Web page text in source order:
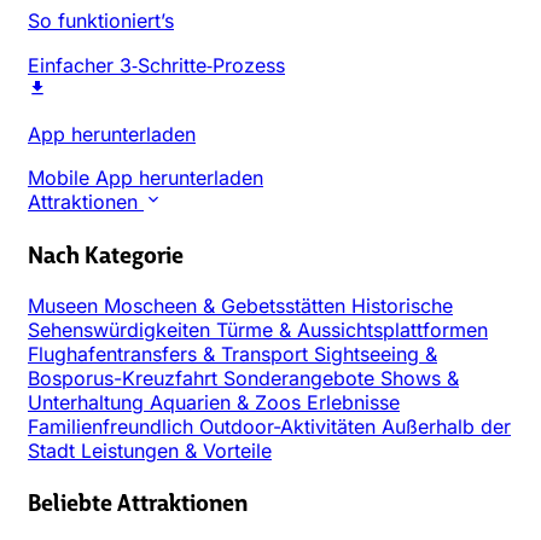
So funktioniert’s
Einfacher 3‑Schritte‑Prozess
App herunterladen
Mobile App herunterladen
Attraktionen
Nach Kategorie
Museen Moscheen & Gebetsstätten Historische
Sehenswürdigkeiten Türme & Aussichtsplattformen
Flughafentransfers & Transport Sightseeing &
Bosporus-Kreuzfahrt Sonderangebote Shows &
Unterhaltung Aquarien & Zoos Erlebnisse
Familienfreundlich Outdoor-Aktivitäten Außerhalb der
Stadt Leistungen & Vorteile
Beliebte Attraktionen